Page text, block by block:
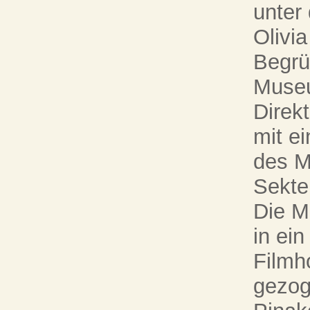
unter
mit
des
Die
in